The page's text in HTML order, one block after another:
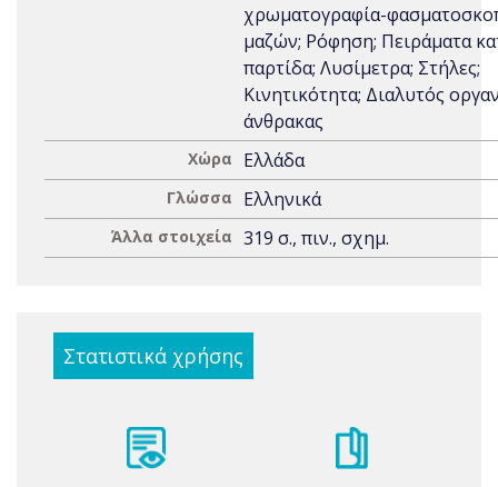
χρωματογραφία-
μαζών; Ρόφηση; Πειράματα
παρτίδα; Λυσίμετρα; Στήλες;
Κινητικότητα; Διαλυτός
άνθρακας
Χώρα Ελλάδα
Γλώσσα Ελληνικά
Άλλα στοιχεία 319 σ., πιν., σχημ.
Στατιστικά χρήσης